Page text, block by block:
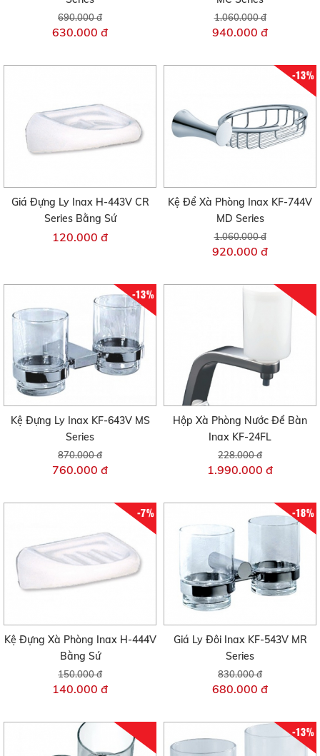
690.000 đ
630.000 đ
1.060.000 đ
940.000 đ
Giá Đựng Ly Inax H-443V CR
Series Bằng Sứ
120.000 đ
-13%
Kệ Để Xà Phòng Inax KF-744V
MD Series
1.060.000 đ
920.000 đ
-13%
Kệ Đựng Ly Inax KF-643V MS
Series
870.000 đ
760.000 đ
Hộp Xà Phòng Nước Để Bàn
Inax KF-24FL
228.000 đ
1.990.000 đ
-7%
Kệ Đựng Xà Phòng Inax H-444V
Bằng Sứ
150.000 đ
140.000 đ
-18%
Giá Ly Đôi Inax KF-543V MR
Series
830.000 đ
680.000 đ
-13%